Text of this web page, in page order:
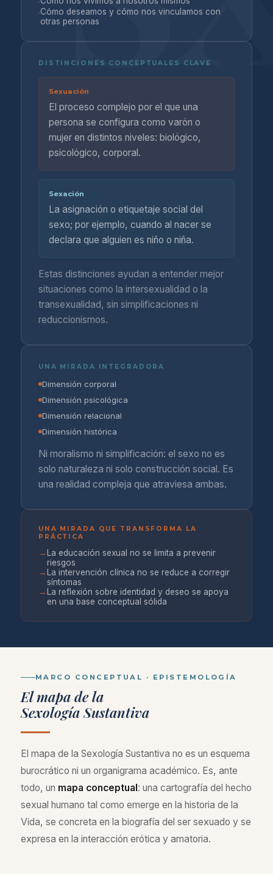
·Cómo deseamos y cómo nos vinculamos con
otras personas
DISTINCIONES CONCEPTUALES CLAVE
Sexuación
El proceso complejo por el que una
persona se configura como varón o
mujer en distintos niveles: biológico,
psicológico, corporal.
Sexación
La asignación o etiquetaje social del
sexo; por ejemplo, cuando al nacer se
declara que alguien es niño o niña.
Estas distinciones ayudan a entender mejor
situaciones como la intersexualidad o la
transexualidad, sin simplificaciones ni
reduccionismos.
UNA MIRADA INTEGRADORA
Dimensión corporal
Dimensión psicológica
Dimensión relacional
Dimensión histórica
Ni moralismo ni simplificación: el sexo no es
solo naturaleza ni solo construcción social. Es
una realidad compleja que atraviesa ambas.
UNA MIRADA QUE TRANSFORMA LA
PRÁCTICA
→ La educación sexual no se limita a prevenir
riesgos
→ La intervención clínica no se reduce a corregir
síntomas
→ La reflexión sobre identidad y deseo se apoya
en una base conceptual sólida
MARCO CONCEPTUAL · EPISTEMOLOGÍA
El mapa de la
Sexología Sustantiva
El mapa de la Sexología Sustantiva no es un esquema
burocrático ni un organigrama académico. Es, ante
todo, un mapa conceptual: una cartografía del hecho
sexual humano tal como emerge en la historia de la
Vida, se concreta en la biografía del ser sexuado y se
expresa en la interacción erótica y amatoria.